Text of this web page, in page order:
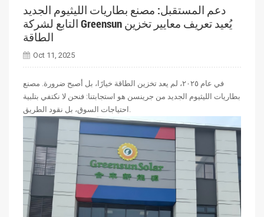
دعم المستقبل: مصنع بطاريات الليثيوم الجديد
التابع لشركة Greensun يُعيد تعريف معايير تخزين
الطاقة
Oct 11, 2025
في عام ٢٠٢٥، لم يعد تخزين الطاقة خيارًا، بل أصبح ضرورة. مصنع
بطاريات الليثيوم الجديد من جرينسن هو استجابتنا: فنحن لا نكتفي بتلبية
احتياجات السوق، بل نقود الطريق.